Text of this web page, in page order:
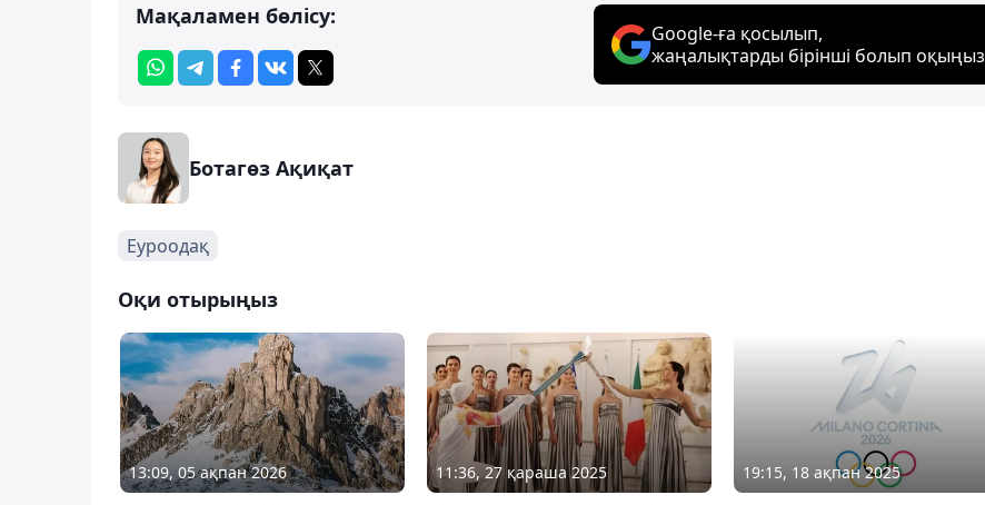
Мақаламен бөлісу:
Google-ға қосылып,
жаңалықтарды бірінші болып оқыңыз
Ботагөз Ақиқат
Еуроодақ
Оқи отырыңыз
13:09, 05 ақпан 2026 11:36, 27 қараша 2025 19:15, 18 ақпан 2025